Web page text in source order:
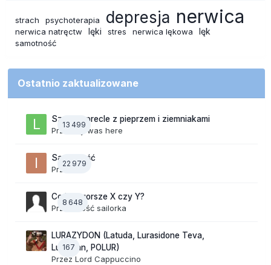
strach psychoterapia depresja nerwica
nerwica natręctw lęki stres nerwica lękowa lęk
samotność
Ostatnio zaktualizowane
13 499
Szalone precle z pieprzem i ziemniakami
Przez lily was here
22 979
Samotność
Przezixi
8 648
Co jest gorsze X czy Y?
Przez Gość sailorka
167
LURAZYDON (Latuda, Lurasidone Teva,
Lurobran, POLUR)
Przez Lord Cappuccino